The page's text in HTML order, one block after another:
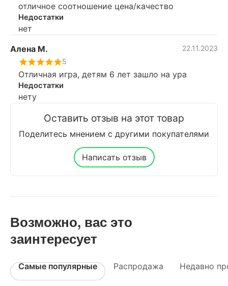
отличное соотношение цена/качество
Недостатки
нет
Алена М.
22.11.2023
5
Отличная игра, детям 6 лет зашло на ура
Недостатки
нету
Оставить отзыв на этот товар
Поделитесь мнением с другими покупателями
Написать отзыв
Возможно, вас это
заинтересует
Самые популярные Распродажа Недавно